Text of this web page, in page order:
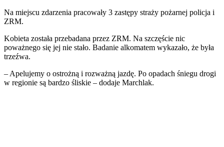
Na miejscu zdarzenia pracowały 3 zastępy straży pożarnej policja i
ZRM.
Kobieta została przebadana przez ZRM. Na szczęście nic
poważnego się jej nie stało. Badanie alkomatem wykazało, że była
trzeźwa.
– Apelujemy o ostrożną i rozważną jazdę. Po opadach śniegu drogi
w regionie są bardzo śliskie – dodaje Marchlak.